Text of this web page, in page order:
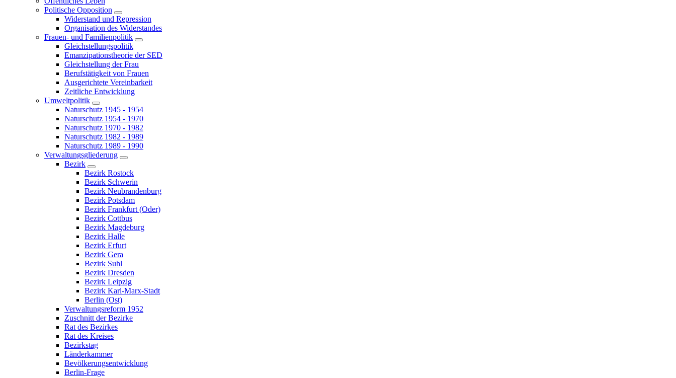
Politische Opposition
Widerstand und Repression
Organisation des Widerstandes
Frauen- und Familienpolitik
Gleichstellungspolitik
Emanzipationstheorie der SED
Gleichstellung der Frau
Berufstätigkeit von Frauen
Ausgerichtete Vereinbarkeit
Zeitliche Entwicklung
Umweltpolitik
Naturschutz 1945 - 1954
Naturschutz 1954 - 1970
Naturschutz 1970 - 1982
Naturschutz 1982 - 1989
Naturschutz 1989 - 1990
Verwaltungsgliederung
Bezirk
Bezirk Rostock
Bezirk Schwerin
Bezirk Neubrandenburg
Bezirk Potsdam
Bezirk Frankfurt (Oder)
Bezirk Cottbus
Bezirk Magdeburg
Bezirk Halle
Bezirk Erfurt
Bezirk Gera
Bezirk Suhl
Bezirk Dresden
Bezirk Leipzig
Bezirk Karl-Marx-Stadt
Berlin (Ost)
Verwaltungsreform 1952
Zuschnitt der Bezirke
Rat des Bezirkes
Rat des Kreises
Bezirkstag
Länderkammer
Bevölkerungsentwicklung
Berlin-Frage